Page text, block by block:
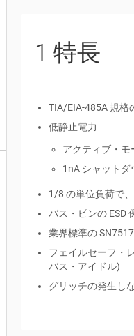
1特長
TIA/EIA-485A 規格
低静止電力
アクティブ・モ
1nA シャットダ
1/8 の単位負荷で
バス・ピンの ESD
業界標準の
フェイルセーフ・
バス・アイドル)
グリッチの発生し